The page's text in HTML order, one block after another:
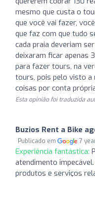
mesmo que custa o
que você vai fazer,
que faz com que tudo
cada praia deveriam
deixaram ficar apenas
para fazer tours, na
tours, pois pelo visto a
coisas por conta
Esta opinião foi traduzida
Buzios Rent a Bike
Publicado em 7
Experiência fantástica:
atendimento
produtos e serviços